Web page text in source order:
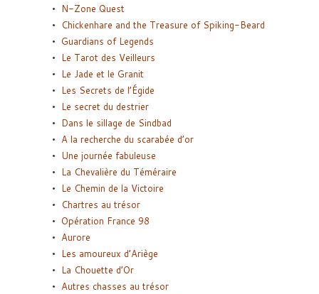
N-Zone Quest
Chickenhare and the Treasure of Spiking-Beard
Guardians of Legends
Le Tarot des Veilleurs
Le Jade et le Granit
Les Secrets de l’Égide
Le secret du destrier
Dans le sillage de Sindbad
A la recherche du scarabée d’or
Une journée fabuleuse
La Chevalière du Téméraire
Le Chemin de la Victoire
Chartres au trésor
Opération France 98
Aurore
Les amoureux d’Ariège
La Chouette d’Or
Autres chasses au trésor